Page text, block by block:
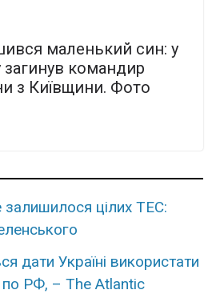
маленький син: у
загинув командир
з Київщини. Фото
залишилося цілих ТЕС:
дати Україні використати
по РФ, – The Atlantic